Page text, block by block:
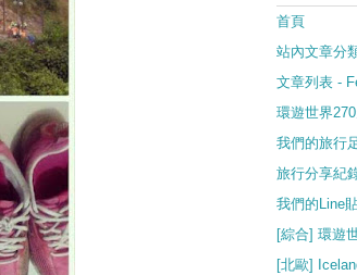
首頁
站內文章分
文章列表 -
環遊世界
我們的旅行
旅行分享紀
我們的Line
[綜合] 環遊
[北歐]